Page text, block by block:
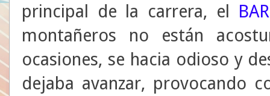
principal de la carrera, el
montañeros no están
ocasiones, se hacia odioso y
dejaba avanzar, provocando